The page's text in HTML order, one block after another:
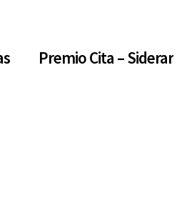
Premio Cita – Siderar